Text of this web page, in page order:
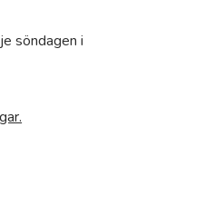
söndagen i